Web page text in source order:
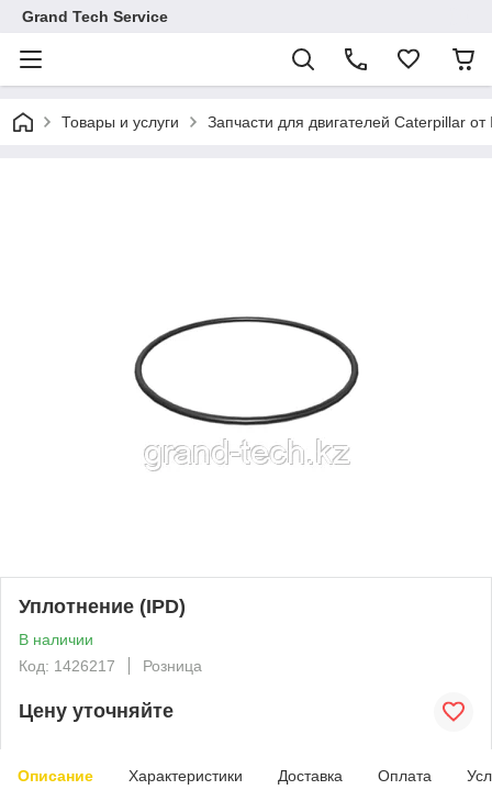
Grand Tech Service
Товары и услуги Запчасти для двигателей Caterpillar от
Уплотнение (IPD)
В наличии
Код: 1426217
Розница
Цену уточняйте
Описание Характеристики Доставка Оплата